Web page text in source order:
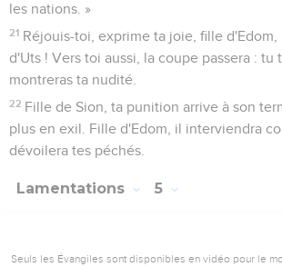
les nations. »
21 Réjouis-toi, exprime ta joie, fille
d'Uts ! Vers toi aussi, la coupe passera : tu
montreras ta nudité.
22 Fille de Sion, ta punition arrive à son
plus en exil. Fille d'Edom, il interviendra
dévoilera tes péchés.
Lamentations 5
Seuls les Évangiles sont disponibles en vidéo pour le